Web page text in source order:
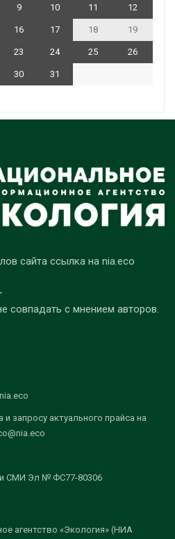
9 10 11 12
16 17 18 19
23 24 25 26
30
31
сайта ссылка на nia.eco
совпадать с мнением авторов.
запросу актуального прайса на
СМИ Эл № ФС77-80306
агентство «Экология» (НИА